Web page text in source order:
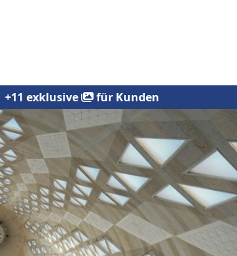
+11 exklusive für Kunden